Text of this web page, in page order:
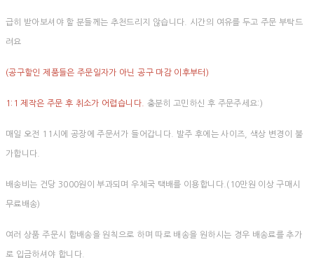
급히 받아보셔야 할 분들께는 추천드리지 않습니다. 시간의 여유를 두고 주문 부탁드
려요
(공구할인 제품들은 주문일자가 아닌 공구 마감 이후부터)
1:1 제작은 주문 후 취소가 어렵습니다. 충분히 고민하신 후 주문주세요:)
매일 오전 11시에 공장에 주문서가 들어갑니다. 발주 후에는 사이즈, 색상 변경이 불
가합니다.
배송비는 건당 3000원이 부과되며 우체국 택배를 이용합니다.(10만원 이상 구매시
무료배송)
여러 상품 주문시 합배송을 원칙으로 하며 따로 배송을 원하시는 경우 배송료를 추가
로 입금하셔야 합니다.